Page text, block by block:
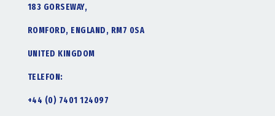
183 GORSEWAY,
ROMFORD, ENGLAND, RM7 0SA
UNITED KINGDOM
TELEFON:
+44 (0) 7401 124097